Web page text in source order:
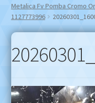
Metalica Fv Pomba Cromo
1127773996